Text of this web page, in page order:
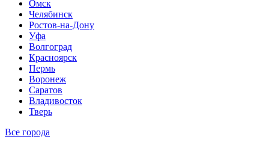
Омск
Челябинск
Ростов-на-Дону
Уфа
Волгоград
Красноярск
Пермь
Воронеж
Саратов
Владивосток
Тверь
Все города